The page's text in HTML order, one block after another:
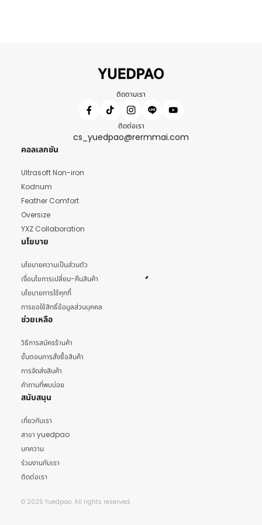
ติดตามเรา
ติดต่อเรา
cs_yuedpao@rermmai.com
คอลเลกชัน
Ultrasoft Non-iron
Kodnum
Feather Comfort
Oversize
YXZ Collaboration
นโยบาย
นโยบายความเป็นส่วนตัว
เงื่อนไขการเปลี่ยน-คืนสินค้า
นโยบายการใช้คุกกี้
การขอใช้สิทธิ์ข้อมูลส่วนบุคคล
ช่วยเหลือ
วิธีการสมัครร้านค้า
ขั้นตอนการสั่งซื้อสินค้า
การจัดส่งสินค้า
คำถามที่พบบ่อย
สนับสนุน
เกี่ยวกับเรา
สาขา yuedpao
บทความ
ร่วมงานกับเรา
ติดต่อเรา
© 2025 Yuedpao. All rights reserved.